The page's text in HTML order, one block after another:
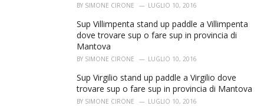
BY SIMONE CIRONE LUGLIO 10, 2016
Sup Villimpenta stand up paddle a Villimpenta
dove trovare sup o fare sup in provincia di
Mantova
BY SIMONE CIRONE LUGLIO 10, 2016
Sup Virgilio stand up paddle a Virgilio dove
trovare sup o fare sup in provincia di Mantova
BY SIMONE CIRONE LUGLIO 10, 2016